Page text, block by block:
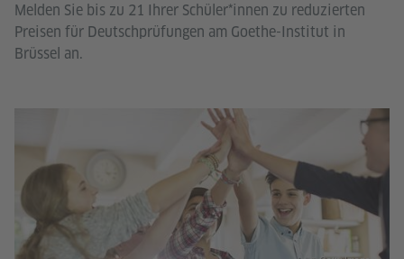
Melden Sie bis zu 21 Ihrer Schüler*innen zu reduzierten
Preisen für Deutschprüfungen am Goethe-Institut in
Brüssel an.